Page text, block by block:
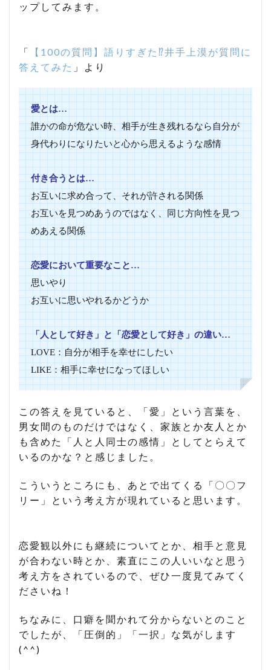
ップしてみます。
「
【100の質問】語りすぎた⁉井手上漠が質問に
答えてみた 」より
愛とは…
誰かの命が危ない時、相手が生き残れるなら自分が
身代わりになりたいと心から思えるような感情
付き合うとは…
お互いに求め合って、それが許される関係
お互いを見つめあうのではなく、同じ方向性を見つ
めあえる関係
恋愛において重要なこと…
思いやり
お互いに思いやれるかどうか
「人として好き」と「恋愛として好き」の違い…
LOVE：自分が相手を幸せにしたい
LIKE：相手に幸せになってほしい
この答えを見ていると、「愛」という言葉を、
男女間のものだけではなく、家族とか友人とか
も含めた「人と人同士の感情」としてとらえて
いるのかな？と感じました。
こういうところにも、あとで出てくる「〇〇フ
リー」という考え方が現れていると思います。
恋愛観以外にも継続についてとか、相手と意見
が合わない時とか、素直にこの人いいなと思う
考え方をされているので、ぜひ一度見てみてく
ださいね！
ちなみに、口癖を聞かれて分からないとのこと
でしたが、「圧倒的」「一択」な気がします
(^^)